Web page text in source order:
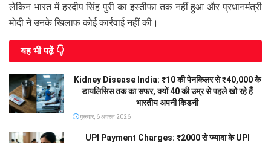
लेकिन भारत में हरदीप सिंह पुरी का इस्तीफा तक नहीं हुआ और प्रधानमंत्री
मोदी ने उनके खिलाफ कोई कार्रवाई नहीं की।
यह भी पढे़ं 👇
Kidney Disease India: ₹10 की पेनकिलर से ₹40,000 के
डायलिसिस तक का सफर, क्यों 40 की उम्र से पहले खो रहे हैं
भारतीय अपनी किडनी
गुरूवार, 6 अगस्त 2026
UPI Payment Charges: ₹2000 से ज्यादा के UPI